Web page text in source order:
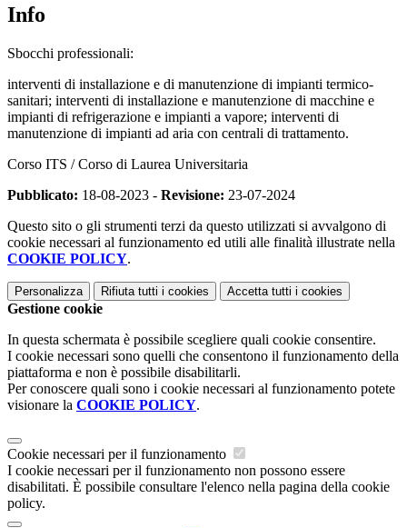
Info
Sbocchi professionali:
interventi di installazione e di manutenzione di impianti termico-
sanitari; interventi di installazione e manutenzione di macchine e
impianti di refrigerazione e impianti a vapore; interventi di
manutenzione di impianti ad aria con centrali di trattamento.
Corso ITS / Corso di Laurea Universitaria
Pubblicato: 18-08-2023 - Revisione: 23-07-2024
Questo sito o gli strumenti terzi da questo utilizzati si avvalgono di
cookie necessari al funzionamento ed utili alle finalità illustrate nella
COOKIE POLICY.
Personalizza Rifiuta tutti i cookies Accetta tutti i cookies
Gestione cookie
In questa schermata è possibile scegliere quali cookie consentire.
I cookie necessari sono quelli che consentono il funzionamento della
piattaforma e non è possibile disabilitarli.
Per conoscere quali sono i cookie necessari al funzionamento potete
visionare la COOKIE POLICY.
Cookie necessari per il funzionamento
I cookie necessari per il funzionamento non possono essere
disabilitati. È possibile consultare l'elenco nella pagina della cookie
policy.